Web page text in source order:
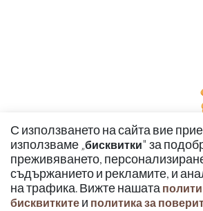
С използването на сайта вие
използваме „бисквитки" за
преживяването,
съдържанието и рекламите, и
на трафика. Вижте нашата
бисквитките и политика за